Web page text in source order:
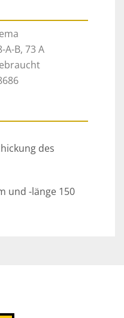
A-B, 73 A
des
und -länge 150